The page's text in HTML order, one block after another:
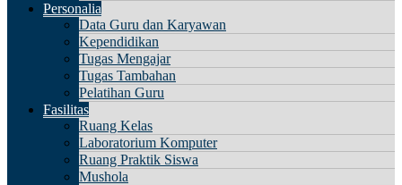
Personalia
Data Guru dan Karyawan
Kependidikan
Tugas Mengajar
Tugas Tambahan
Pelatihan Guru
Fasilitas
Ruang Kelas
Laboratorium Komputer
Ruang Praktik Siswa
Mushola